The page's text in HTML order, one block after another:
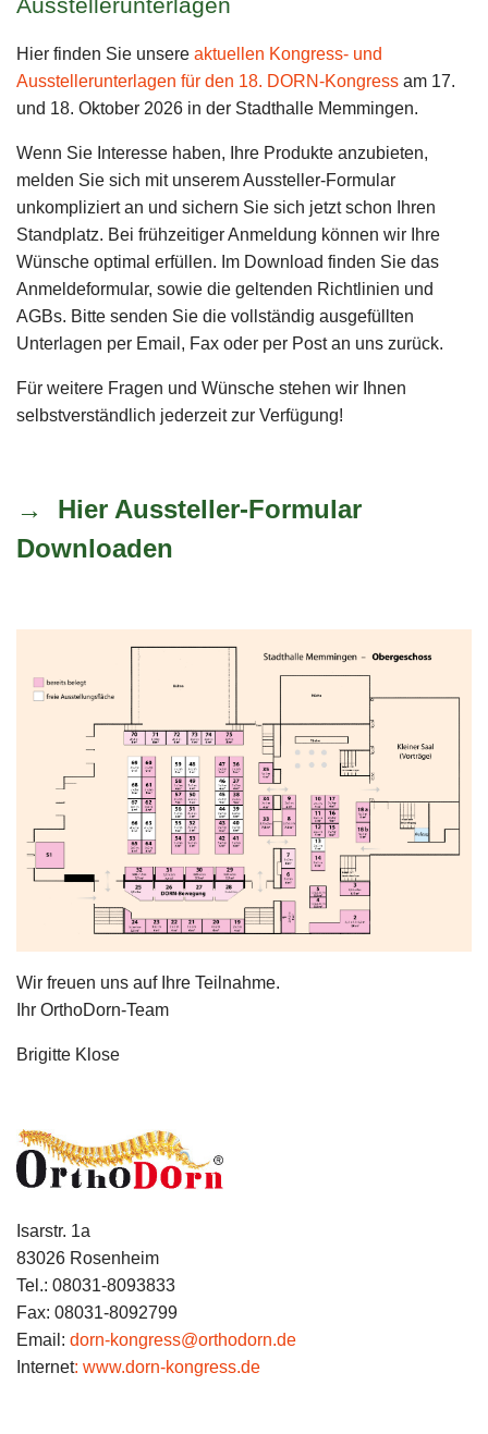
Ausstellerunterlagen
Hier finden Sie unsere aktuellen Kongress- und
Ausstellerunterlagen für den 18. DORN-Kongress am 17.
und 18. Oktober 2026 in der Stadthalle Memmingen.
Wenn Sie Interesse haben, Ihre Produkte anzubieten,
melden Sie sich mit unserem Aussteller-Formular
unkompliziert an und sichern Sie sich jetzt schon Ihren
Standplatz. Bei frühzeitiger Anmeldung können wir Ihre
Wünsche optimal erfüllen. Im Download finden Sie das
Anmeldeformular, sowie die geltenden Richtlinien und
AGBs. Bitte senden Sie die vollständig ausgefüllten
Unterlagen per Email, Fax oder per Post an uns zurück.
Für weitere Fragen und Wünsche stehen wir Ihnen
selbstverständlich jederzeit zur Verfügung!
→ Hier Aussteller-Formular
Downloaden
Wir freuen uns auf Ihre Teilnahme.
Ihr OrthoDorn-Team
Brigitte Klose
Isarstr. 1a
83026 Rosenheim
Tel.: 08031-8093833
Fax: 08031-8092799
Email: dorn-kongress@orthodorn.de
Internet: www.dorn-kongress.de